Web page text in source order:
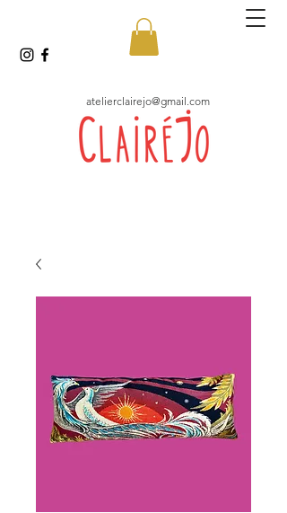
atelierclairejo@gmail.com